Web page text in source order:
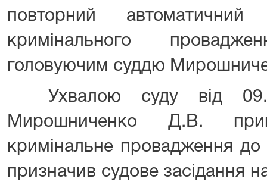
повторний
кримінального
головуючим суддю
Ухвалою суду від
Мирошниченко Д.В.
кримінальне провадження
призначив судове засідання